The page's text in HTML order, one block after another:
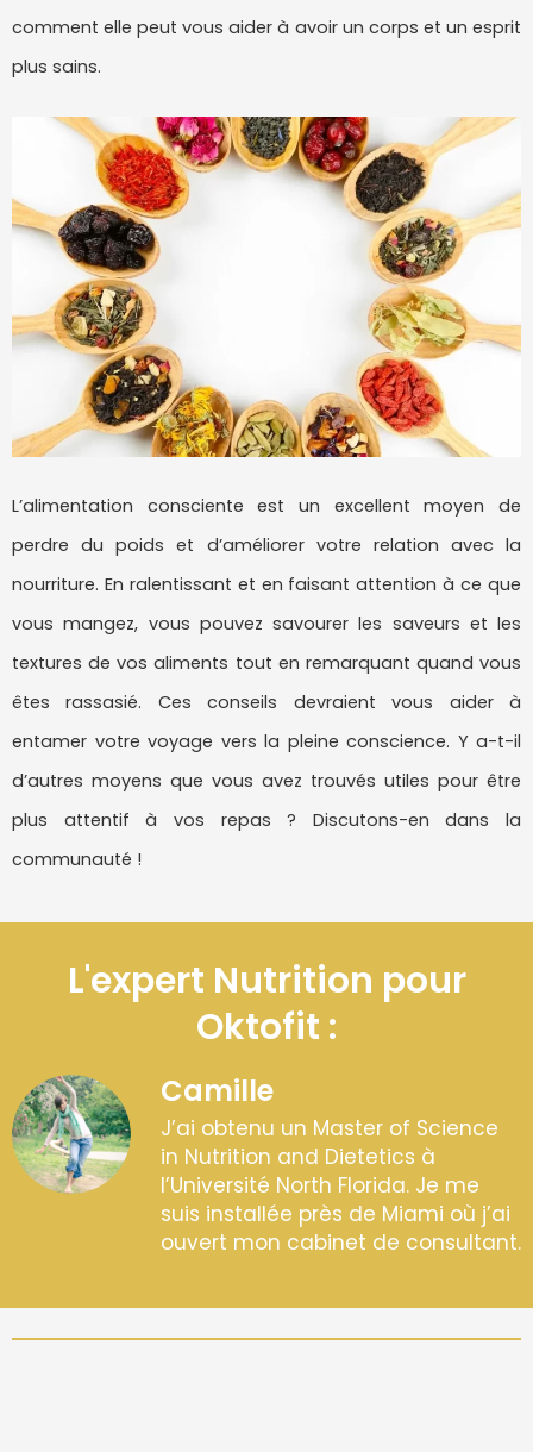
comment elle peut vous aider à avoir un corps et un esprit
plus sains.
L’alimentation consciente est un excellent moyen de
perdre du poids et d’améliorer votre relation avec la
nourriture. En ralentissant et en faisant attention à ce que
vous mangez, vous pouvez savourer les saveurs et les
textures de vos aliments tout en remarquant quand vous
êtes rassasié. Ces conseils devraient vous aider à
entamer votre voyage vers la pleine conscience. Y a-t-il
d’autres moyens que vous avez trouvés utiles pour être
plus attentif à vos repas ? Discutons-en dans la
communauté !
L'expert Nutrition pour
Oktofit :
Camille
J’ai obtenu un Master of Science
in Nutrition and Dietetics à
l’Université North Florida. Je me
suis installée près de Miami où j’ai
ouvert mon cabinet de consultant.